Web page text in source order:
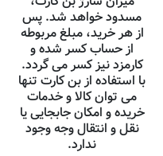
مسدود خواهد شد. پس
از هر خرید، مبلغ مربوطه
از حساب کسر شده و
کارمزد نیز کسر می گردد.
با استفاده از بن کارت تنها
می توان کالا و خدمات
خریده و امکان جابجایی یا
نقل و انتقال وجه وجود
ندارد.